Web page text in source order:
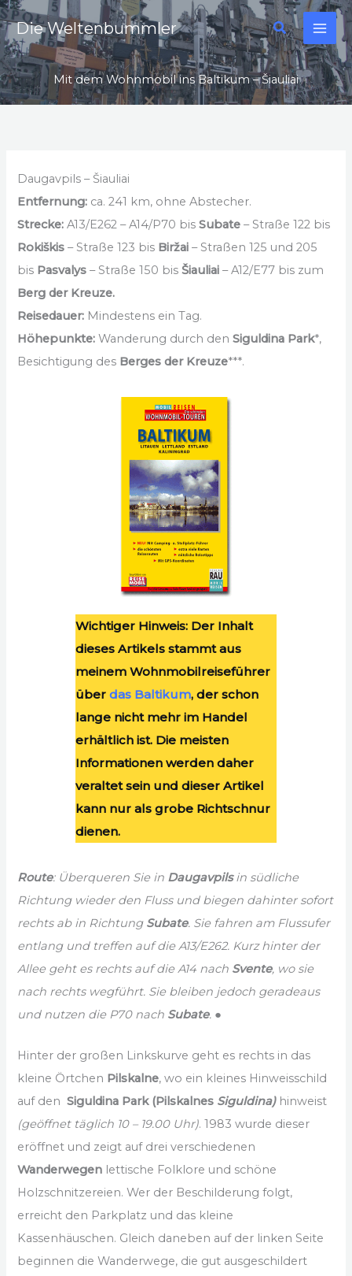
Zum
Inhalt
springen
Die Weltenbummler Suchen
Mit dem Wohnmobil ins Baltikum – Šiauliai
Daugavpils – Šiauliai
Entfernung: ca. 241 km, ohne Abstecher.
Strecke: A13/E262 – A14/P70 bisSubate – Straße 122 bis
Rokiškis – Straße 123 bis Biržai – Straßen 125 und 205
bis Pasvalys – Straße 150 bisŠiauliai – A12/E77 bis zum
Berg der Kreuze.
Reisedauer: Mindestens ein Tag.
Höhepunkte: Wanderung durch denSiguldina Park*,
Besichtigung des Berges der Kreuze***.
Wichtiger Hinweis: Der Inhalt
dieses Artikels stammt aus
meinem Wohnmobilreiseführer
überdas Baltikum, der schon
lange nicht mehr im Handel
erhältlich ist. Die meisten
Informationen werden daher
veraltet sein und dieser Artikel
kann nur als grobe Richtschnur
dienen.
Route: Überqueren Sie in Daugavpilsin südliche
Richtung wieder den Fluss und biegen dahinter sofort
rechts ab in Richtung Subate. Sie fahren am Flussufer
entlang und treffen auf die A13/E262. Kurz hinter der
Allee geht es rechts auf die A14 nach Svente, wo sie
nach rechts wegführt. Sie bleiben jedoch geradeaus
und nutzen die P70 nach Subate. ●
Hinter der großen Linkskurve geht es rechts in das
kleine Örtchen Pilskalne, wo ein kleines Hinweisschild
auf denSiguldina Park (Pilskalnes Siguldina)hinweist
(geöffnet täglich 10 – 19.00 Uhr). 1983 wurde dieser
eröffnet und zeigt auf drei verschiedenen
Wanderwegen lettische Folklore und schöne
Holzschnitzereien. Wer der Beschilderung folgt,
erreicht den Parkplatz und das kleine
Kassenhäuschen. Gleich daneben auf der linken Seite
beginnen die Wanderwege, die gut ausgeschildert